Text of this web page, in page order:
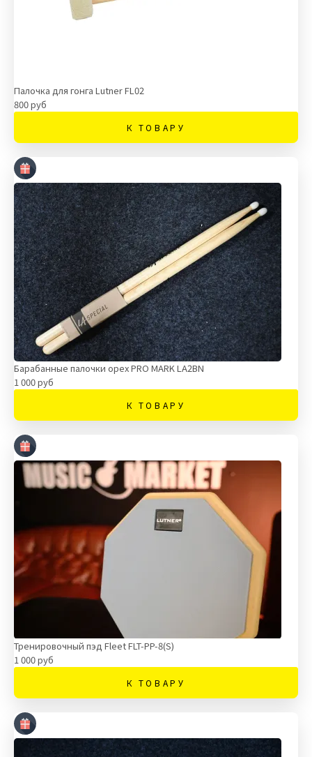
Палочка для гонга Lutner FL02
800 руб
К ТОВАРУ
Барабанные палочки орех PRO MARK LA2BN
1 000 руб
К ТОВАРУ
Тренировочный пэд Fleet FLT-PP-8(S)
1 000 руб
К ТОВАРУ